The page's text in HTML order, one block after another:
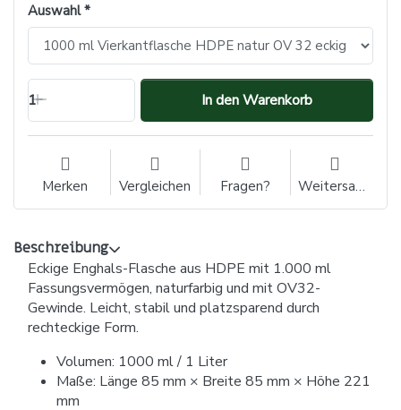
Auswahl
1 In den Warenkorb
Merken Vergleichen Fragen? Weitersagen
Beschreibung
Eckige Enghals-Flasche aus HDPE mit 1.000 ml
Fassungsvermögen, naturfarbig und mit OV32-
Gewinde. Leicht, stabil und platzsparend durch
rechteckige Form.
Volumen: 1000 ml / 1 Liter
Maße: Länge 85 mm × Breite 85 mm × Höhe 221
mm